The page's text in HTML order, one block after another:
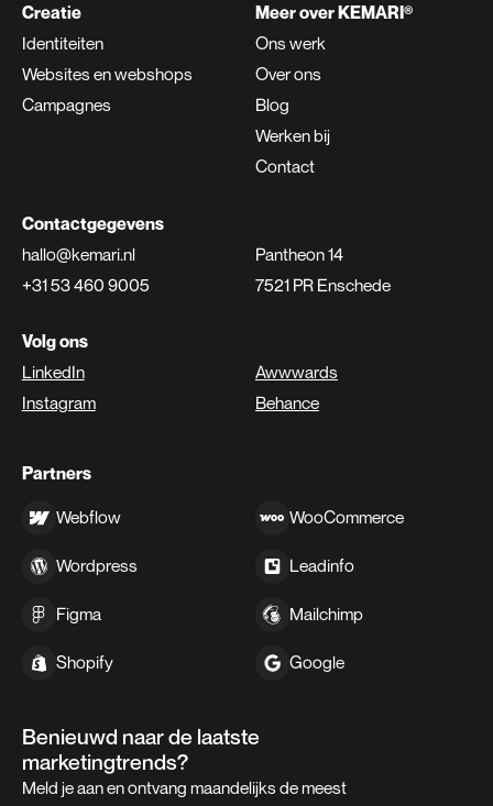
Creatie
Identiteiten
Websites en webshops
Campagnes
Meer over KEMARI®
Ons werk
Over ons
Blog
Werken bij
Contact
Contactgegevens
hallo@kemari.nl
Pantheon 14
7521 PR Enschede
+31 53 460 9005
Volg ons
LinkedIn
Awwwards
Instagram
Behance
Partners
Webflow WooCommerce
Wordpress Leadinfo
Figma Mailchimp
Shopify Google
Benieuwd naar de laatste
marketingtrends?
Meld je aan en ontvang maandelijks de meest